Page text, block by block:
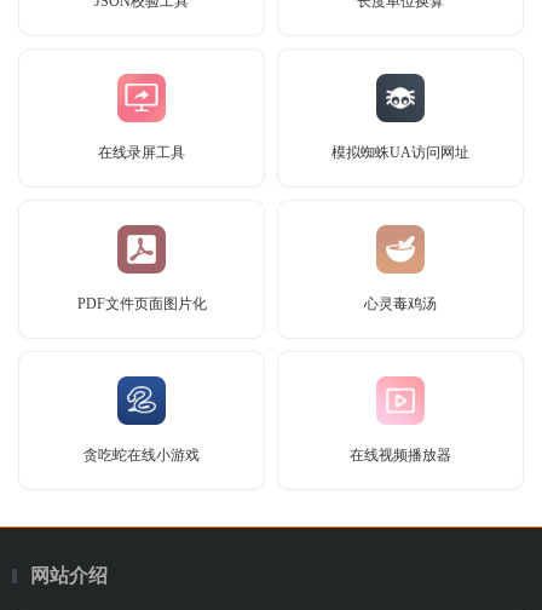
在线录屏工具 模拟蜘蛛UA访问网址
PDF文件页面图片化 心灵毒鸡汤
贪吃蛇在线小游戏 在线视频播放器
网站介绍